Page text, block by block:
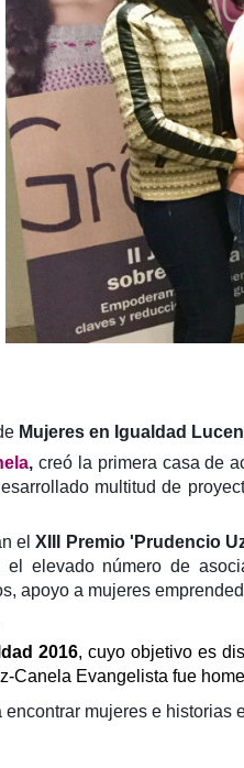
Mujeres en Igualdad
, creó la primera casa de
multitud de
elXIII Premio 'Prudencio
el elevado número de
apoyo a mujeres
2016, cuyo objetivo es
Canela Evangelista fue
mujeres e historias